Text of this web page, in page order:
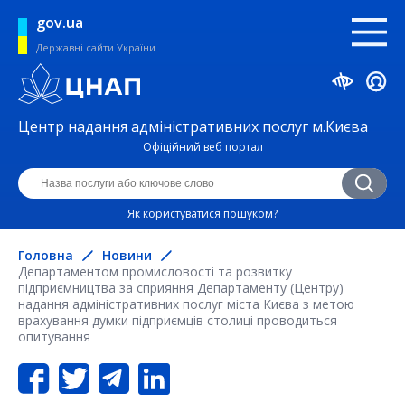
gov.ua
Державні сайти України
Центр надання адміністративних послуг м.Києва
Офіційний веб портал
Як користуватися пошуком?
Головна
Новини
Департаментом промисловості та розвитку
підприємництва за сприяння Департаменту (Центру)
надання адміністративних послуг міста Києва з метою
врахування думки підприємців столиці проводиться
опитування